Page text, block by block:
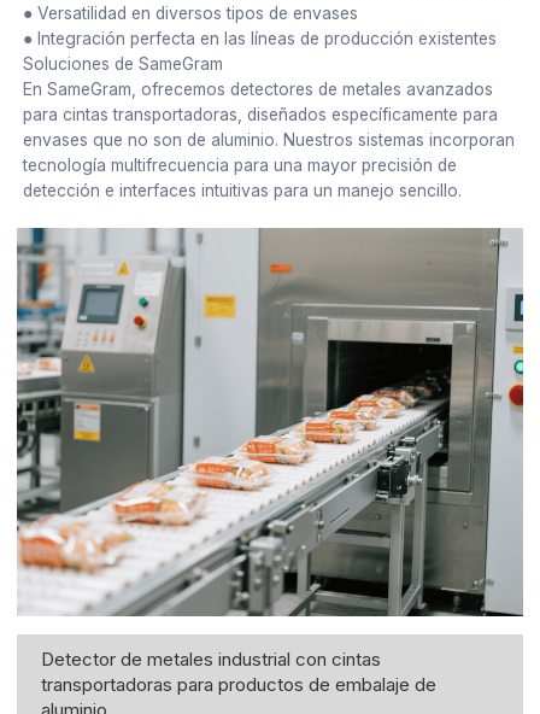
● Versatilidad en diversos tipos de envases
● Integración perfecta en las líneas de producción existentes
Soluciones de SameGram
En SameGram, ofrecemos detectores de metales avanzados
para cintas transportadoras, diseñados específicamente para
envases que no son de aluminio. Nuestros sistemas incorporan
tecnología multifrecuencia para una mayor precisión de
detección e interfaces intuitivas para un manejo sencillo.
Detector de metales industrial con cintas
transportadoras para productos de embalaje de